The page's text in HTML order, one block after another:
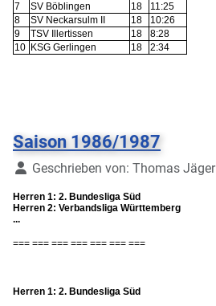
7
SV Böblingen 18
11:25
8
SV Neckarsulm II 18
10:26
9
TSV Illertissen 18
8:28
10 KSG Gerlingen 18 2:34
Saison 1986/1987
DetailsGeschrieben von: Thomas Jäger
Herren 1: 2. Bundesliga Süd
Herren 2: Verbandsliga Württemberg
...
=== === === === === === ===
Herren 1: 2. Bundesliga Süd